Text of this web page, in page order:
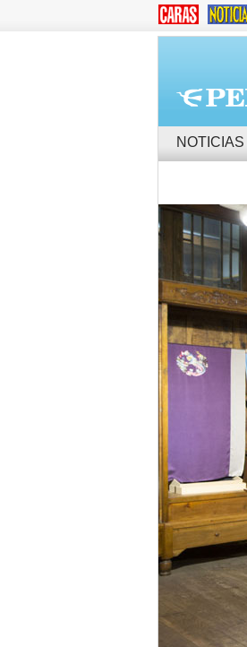
NOTICIAS